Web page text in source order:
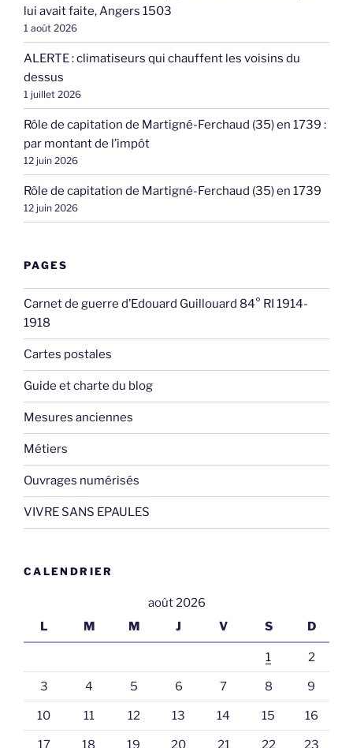
lui avait faite, Angers 1503
1 août 2026
ALERTE : climatiseurs qui chauffent les voisins du
dessus
1 juillet 2026
Rôle de capitation de Martigné-Ferchaud (35) en 1739 :
par montant de l’impôt
12 juin 2026
Rôle de capitation de Martigné-Ferchaud (35) en 1739
12 juin 2026
PAGES
Carnet de guerre d’Edouard Guillouard 84° RI 1914-
1918
Cartes postales
Guide et charte du blog
Mesures anciennes
Métiers
Ouvrages numérisés
VIVRE SANS EPAULES
CALENDRIER
août 2026
L
M M J V S D
1 2
3 4 5 6 7 8 9
10 11 12 13 14 15 16
17 18 19 20 21 22 23